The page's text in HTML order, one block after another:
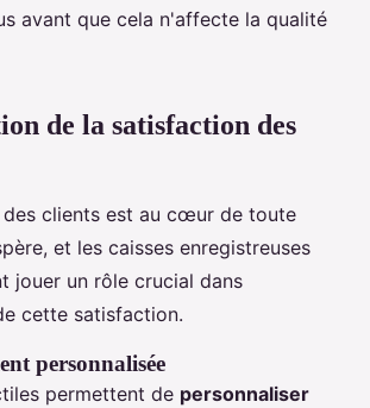
avant que cela n'affecte la qualité
de la satisfaction des
clients est au cœur de toute
et les caisses enregistreuses
jouer un rôle crucial dans
cette satisfaction.
personnalisée
permettent de personnaliser